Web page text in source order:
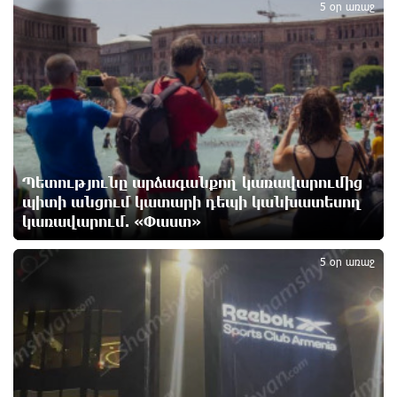
Ադրբեջանցիների բնակեցումը Հայաստանում լուրջ
վտանգներ է պարունակում. Ավետիք Չալաբյան
12 ժամ առաջ
«Հայաքվե»-ի հայտարարությունից հետո WCC-ն
արձագանքել է Հայ Եկեղեցու շուրջ ստեղծված
իրավիճակին
12 ժամ առաջ
«Շտապ հաստատեք քարտի տվյալները»․ IDBank-ը
զգուշացնում է հյուրանոցների ամրագրման հետ
կապված զեղծարարությունների մասին
12 ժամ առաջ
Մհեր Անանյանն ընդգրկվել է Յունիբանկի
Վարչության կազմում
Պետությունը արձագանքող կառավարումից
պիտի անցում կատարի դեպի կանխատեսող
կառավարում. «Փաստ»
5 օր առաջ
4
5 օր առաջ
5